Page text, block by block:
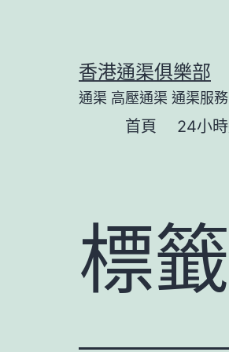
香港通渠俱樂部
通渠 高壓通渠 通渠服
首頁 24小
標